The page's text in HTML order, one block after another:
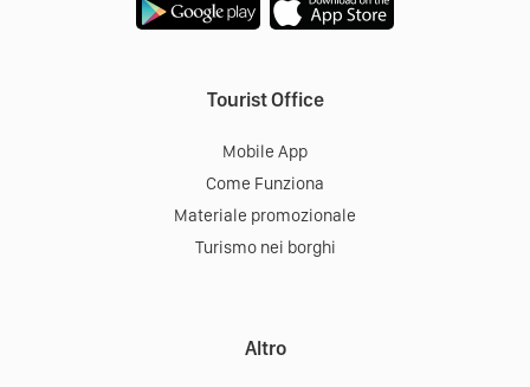
Tourist Office
Mobile App
Come Funziona
Materiale promozionale
Turismo nei borghi
Altro